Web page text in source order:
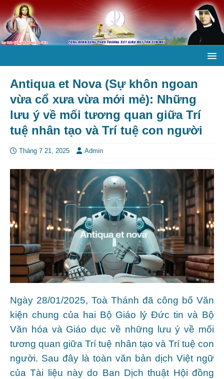
Antiqua et Nova (Sự khôn ngoan
vừa cổ xưa vừa mới mẻ): Những
lưu ý về mối tương quan giữa Trí
tuệ nhân tạo và Trí tuệ con người
Tháng 7 21, 2025 Admin
Ngày 28/01/2025, Toà Thánh đã công bố Văn
kiện chung của hai Bộ Giáo lý Đức tin và Bộ
Văn hóa và Giáo dục về những lưu ý về mối
tương quan giữa Trí tuệ nhân tạo và Trí tuệ con
người. Sau đây là toàn văn bản dịch Việt ngữ
của Tài liệu này do Ban Dịch thuật Hội đồng